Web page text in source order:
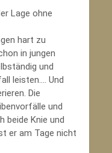
Lage ohne
hart zu
in jungen
und
leisten.... Und
Die
und
beide Knie und
er am Tage nicht